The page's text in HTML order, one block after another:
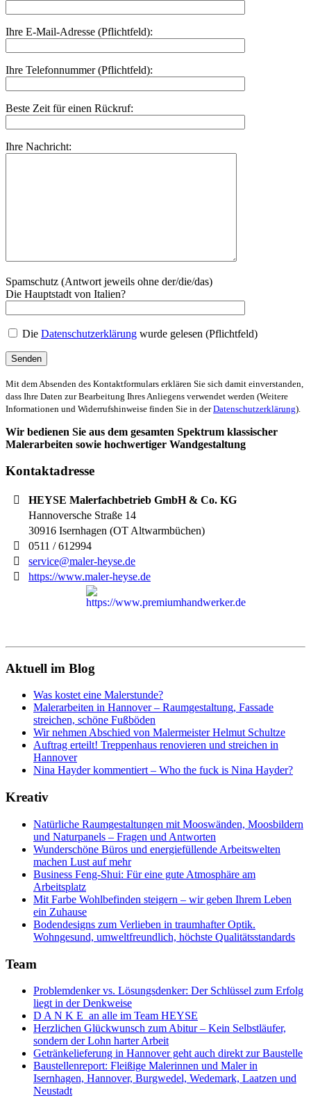
Ihre E-Mail-Adresse (Pflichtfeld):
Ihre Telefonnummer (Pflichtfeld):
Beste Zeit für einen Rückruf:
Ihre Nachricht:
Spamschutz (Antwort jeweils ohne der/die/das)
Die Hauptstadt von Italien?
Die Datenschutzerklärung wurde gelesen (Pflichtfeld)
Mit dem Absenden des Kontaktformulars erklären Sie sich damit einverstanden,
dass Ihre Daten zur Bearbeitung Ihres Anliegens verwendet werden (Weitere
Informationen und Widerrufshinweise finden Sie in derDatenschutzerklärung).
Wir bedienen Sie aus dem gesamten Spektrum klassischer
Malerarbeiten sowie hochwertiger Wandgestaltung
Kontaktadresse
HEYSE Malerfachbetrieb GmbH & Co. KG
Hannoversche Straße 14
30916 Isernhagen (OT Altwarmbüchen)
0511 / 612994
service@maler-heyse.de
https://www.maler-heyse.de
Aktuell im Blog
Was kostet eine Malerstunde?
Malerarbeiten in Hannover – Raumgestaltung, Fassade
streichen, schöne Fußböden
Wir nehmen Abschied von Malermeister Helmut Schultze
Auftrag erteilt! Treppenhaus renovieren und streichen in
Hannover
Nina Hayder kommentiert – Who the fuck is Nina Hayder?
Kreativ
Natürliche Raumgestaltungen mit Mooswänden, Moosbildern
und Naturpanels – Fragen und Antworten
Wunderschöne Büros und energiefüllende Arbeitswelten
machen Lust auf mehr
Business Feng-Shui: Für eine gute Atmosphäre am
Arbeitsplatz
Mit Farbe Wohlbefinden steigern – wir geben Ihrem Leben
ein Zuhause
Bodendesigns zum Verlieben in traumhafter Optik.
Wohngesund, umweltfreundlich, höchste Qualitätsstandards
Team
Problemdenker vs. Lösungsdenker: Der Schlüssel zum Erfolg
liegt in der Denkweise
D A N K E an alle im Team HEYSE
Herzlichen Glückwunsch zum Abitur – Kein Selbstläufer,
sondern der Lohn harter Arbeit
Getränkelieferung in Hannover geht auch direkt zur Baustelle
Baustellenreport: Fleißige Malerinnen und Maler in
Isernhagen, Hannover, Burgwedel, Wedemark, Laatzen und
Neustadt